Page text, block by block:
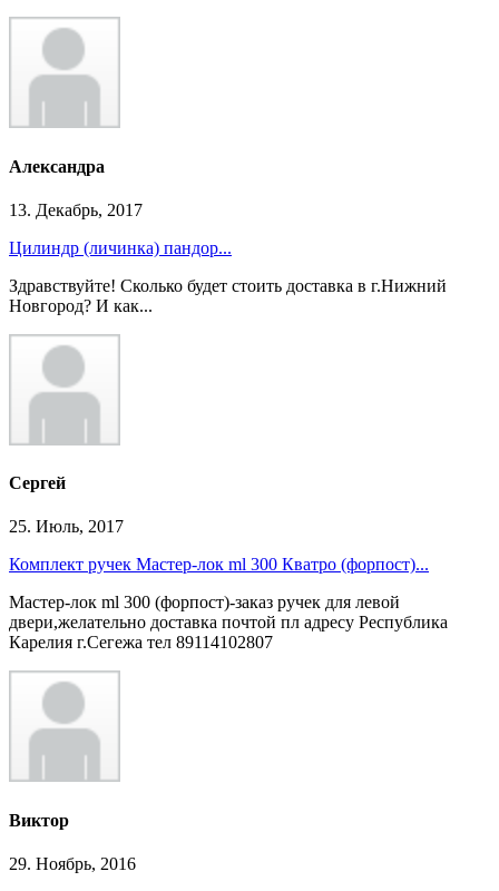
Александра
13. Декабрь, 2017
Цилиндр (личинка) пандор...
Здравствуйте! Сколько будет стоить доставка в г.Нижний
Новгород? И как...
Сергей
25. Июль, 2017
Комплект ручек Мастер-лок ml 300 Кватро (форпост)...
Мастер-лок ml 300 (форпост)-заказ ручек для левой
двери,желательно доставка почтой пл адресу Республика
Карелия г.Сегежа тел 89114102807
Виктор
29. Ноябрь, 2016